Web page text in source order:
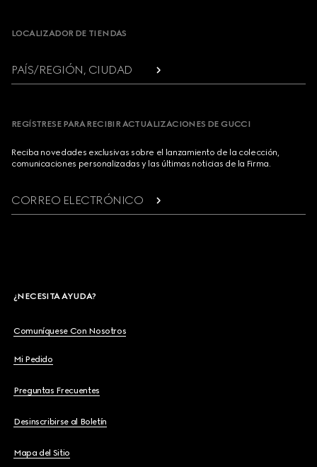
LOCALIZADOR DE TIENDAS
PAÍS/REGIÓN, CIUDAD
REGÍSTRESE PARA RECIBIR ACTUALIZACIONES DE GUCCI
Reciba novedades exclusivas sobre el lanzamiento de la colección,
comunicaciones personalizadas y las últimas noticias de la Firma.
CORREO ELECTRÓNICO
¿NECESITA AYUDA?
Comuníquese Con Nosotros
Mi Pedido
Preguntas Frecuentes
Desinscribirse al Boletín
Mapa del Sitio